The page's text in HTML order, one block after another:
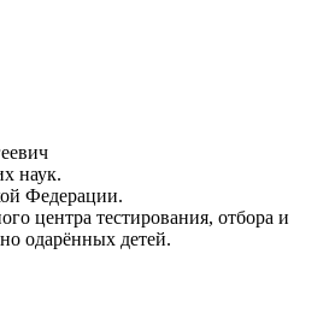
наук.
Федерации.
центра тестирования, отбора и
одарённых детей.